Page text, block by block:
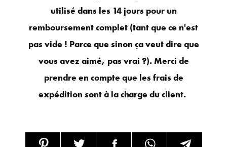
utilisé dans les 14 jours pour un
remboursement complet (tant que ce n'est
pas vide ! Parce que sinon ça veut dire que
vous avez aimé, pas vrai ?). Merci de
prendre en compte que les frais de
expédition sont à la charge du client.
SHARE